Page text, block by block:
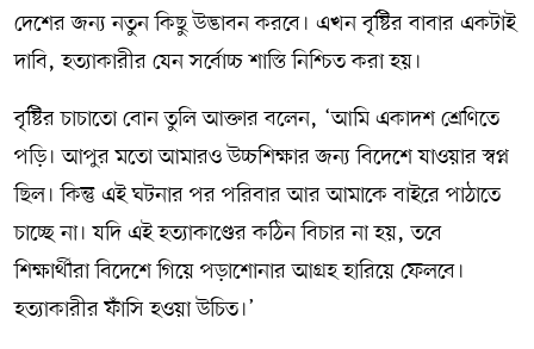
দেশের জন্য নতুন কিছু উদ্ভাবন করবে। এখন বৃষ্টির বাবার একটাই
দাবি, হত্যাকারীর যেন সর্বোচ্চ শাস্তি নিশ্চিত করা হয়।
বৃষ্টির চাচাতো বোন তুলি আক্তার বলেন, ‘আমি একাদশ শ্রেণিতে
পড়ি। আপুর মতো আমারও উচ্চশিক্ষার জন্য বিদেশে যাওয়ার স্বপ্ন
ছিল। কিন্তু এই ঘটনার পর পরিবার আর আমাকে বাইরে পাঠাতে
চাচ্ছে না। যদি এই হত্যাকাণ্ডের কঠিন বিচার না হয়, তবে
শিক্ষার্থীরা বিদেশে গিয়ে পড়াশোনার আগ্রহ হারিয়ে ফেলবে।
হত্যাকারীর ফাঁসি হওয়া উচিত।’